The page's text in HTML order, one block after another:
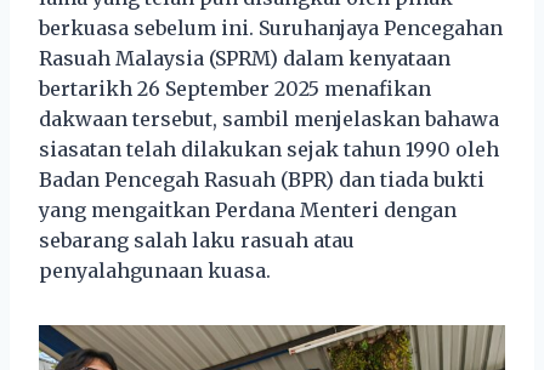
berkuasa sebelum ini. Suruhanjaya Pencegahan
Rasuah Malaysia (SPRM) dalam kenyataan
bertarikh 26 September 2025 menafikan
dakwaan tersebut, sambil menjelaskan bahawa
siasatan telah dilakukan sejak tahun 1990 oleh
Badan Pencegah Rasuah (BPR) dan tiada bukti
yang mengaitkan Perdana Menteri dengan
sebarang salah laku rasuah atau
penyalahgunaan kuasa.